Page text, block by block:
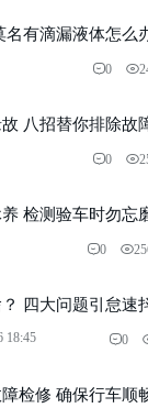
名有滴漏液体怎么
0
八招替你排除故
0
检测验车时勿忘
0
四大问题引怠速
18:45 0
检修 确保行车顺